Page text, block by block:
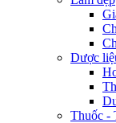
Dược
Thuốc -